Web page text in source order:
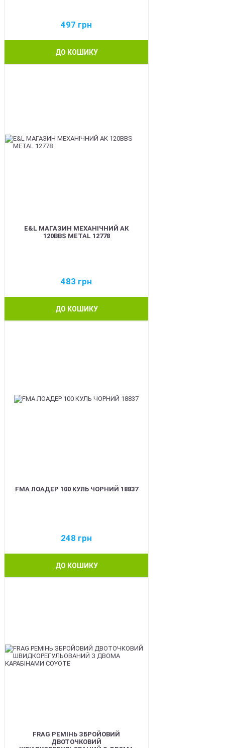
497 грн
ДО КОШИКУ
E&L МАГАЗИН МЕХАНІЧНИЙ АК
120BBS METAL 12778
483 грн
ДО КОШИКУ
FMA ЛОАДЕР 100 КУЛЬ ЧОРНИЙ 18837
248 грн
ДО КОШИКУ
FRAG РЕМІНЬ ЗБРОЙОВИЙ
ДВОТОЧКОВИЙ